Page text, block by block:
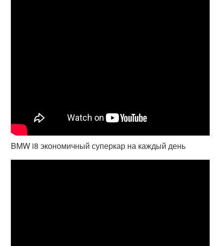
BMW i8 экономичный суперкар на каждый день